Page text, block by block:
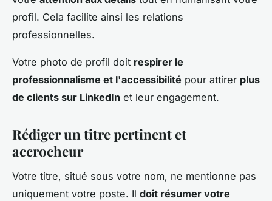
profil. Cela facilite ainsi les relations
professionnelles.
Votre photo de profil doit respirer le
professionnalisme et l'accessibilité pour attirer plus
de clients sur LinkedIn et leur engagement.
Rédiger un titre pertinent et
accrocheur
Votre titre, situé sous votre nom, ne mentionne pas
uniquement votre poste. Il doit résumer votre